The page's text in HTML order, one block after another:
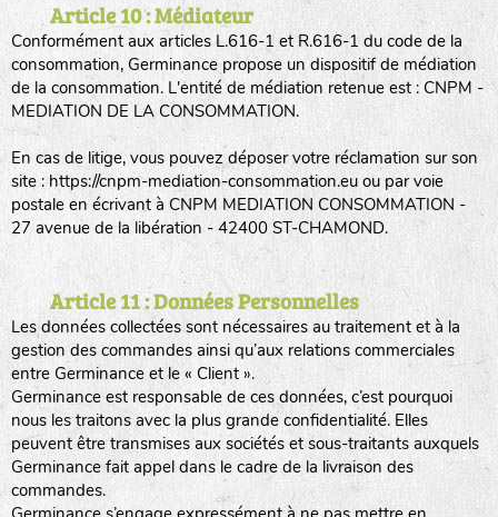
Article 10 : Médiateur
Conformément aux articles L.616-1 et R.616-1 du code de la
consommation, Germinance propose un dispositif de médiation
de la consommation. L'entité de médiation retenue est : CNPM -
MEDIATION DE LA CONSOMMATION.
En cas de litige, vous pouvez déposer votre réclamation sur son
site : https://cnpm-mediation-consommation.eu ou par voie
postale en écrivant à CNPM MEDIATION CONSOMMATION -
27 avenue de la libération - 42400 ST-CHAMOND.
Article 11 : Données Personnelles
Les données collectées sont nécessaires au traitement et à la
gestion des commandes ainsi qu’aux relations commerciales
entre Germinance et le « Client ».
Germinance est responsable de ces données, c’est pourquoi
nous les traitons avec la plus grande confidentialité. Elles
peuvent être transmises aux sociétés et sous-traitants auxquels
Germinance fait appel dans le cadre de la livraison des
commandes.